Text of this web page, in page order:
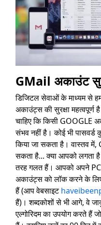
GMail अकाउंट
डिजिटल सेवाओं के माध्यम से
अकाउंट्स की सुरक्षा महत्वपूर्ण
चाहिए कि किसी GOOGLE
संभव नहीं है। कोई भी
किया जा सकता है। वास्तव
सकता है... क्या आपको लगता
तरह गलत हैं। आपको अपने
अकाउंट्स को लॉक करने के
हैं (आप वेबसाइट
हैं)। शब्दकोशों से भी आगे, वे
एल्गोरिदम का उपयोग करते हैं